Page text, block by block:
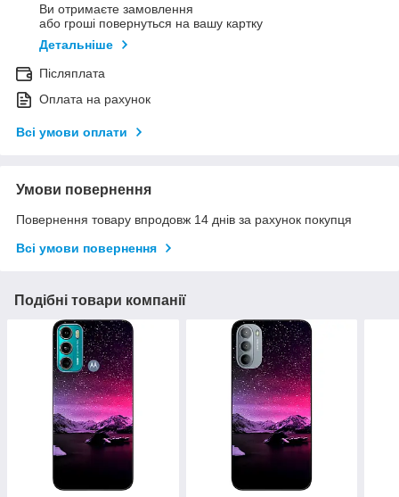
Ви отримаєте замовлення
або гроші повернуться на вашу картку
Детальніше
Післяплата
Оплата на рахунок
Всі умови оплати
Умови повернення
Повернення товару впродовж 14 днів за рахунок покупця
Всі умови повернення
Подібні товари компанії